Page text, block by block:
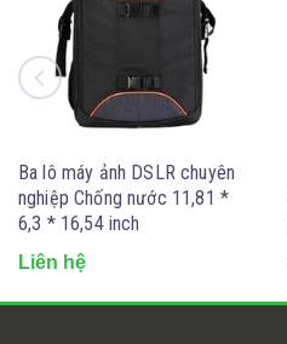
Ba lô máy ảnh DSLR chuyên
nghiệp Chống nước 11,81 *
6,3 * 16,54 inch
Liên hệ